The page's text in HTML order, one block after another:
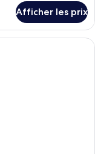
Afficher les prix
d’hôtel équipée d’un